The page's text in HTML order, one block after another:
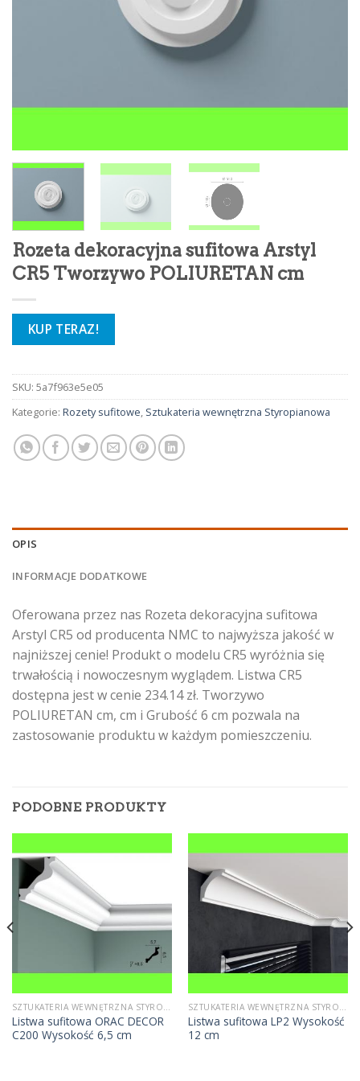
Rozeta dekoracyjna sufitowa Arstyl
CR5 Tworzywo POLIURETAN cm
KUP TERAZ!
SKU: 5a7f963e5e05
Kategorie: Rozety sufitowe, Sztukateria wewnętrzna Styropianowa
OPIS
INFORMACJE DODATKOWE
Oferowana przez nas Rozeta dekoracyjna sufitowa
Arstyl CR5 od producenta NMC to najwyższa jakość w
najniższej cenie! Produkt o modelu CR5 wyróżnia się
trwałością i nowoczesnym wyglądem. Listwa CR5
dostępna jest w cenie 234.14 zł. Tworzywo
POLIURETAN cm, cm i Grubość 6 cm pozwala na
zastosowanie produktu w każdym pomieszczeniu.
PODOBNE PRODUKTY
SZTUKATERIA WEWNĘTRZNA STYROPIANOWA
Listwa sufitowa ORAC DECOR
C200 Wysokość 6,5 cm
SZTUKATERIA WEWNĘTRZNA STYROPIANOWA
Listwa sufitowa LP2 Wysokość
12 cm